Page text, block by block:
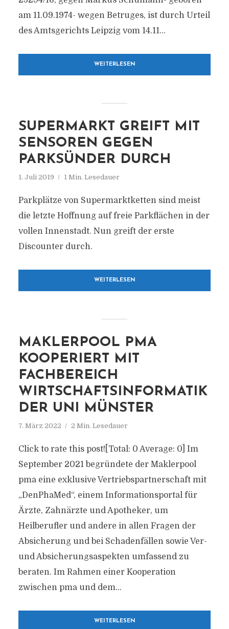
am 11.09.1974- wegen Betruges, ist durch Urteil
des Amtsgerichts Leipzig vom 14.11...
WEITERLESEN
SUPERMARKT GREIFT MIT
SENSOREN GEGEN
PARKSÜNDER DURCH
1. Juli 2019 1 Min. Lesedauer
Parkplätze von Supermarktketten sind meist
die letzte Hoffnung auf freie Parkflächen in der
vollen Innenstadt. Nun greift der erste
Discounter durch.
WEITERLESEN
MAKLERPOOL PMA
KOOPERIERT MIT
FACHBEREICH
WIRTSCHAFTSINFORMATIK
DER UNI MÜNSTER
7. März 2022 2 Min. Lesedauer
Click to rate this post![Total: 0 Average: 0] Im
September 2021 begründete der Maklerpool
pma eine exklusive Vertriebspartnerschaft mit
„DenPhaMed“, einem Informationsportal für
Ärzte, Zahnärzte und Apotheker, um
Heilberufler und andere in allen Fragen der
Absicherung und bei Schadenfällen sowie Ver-
und Absicherungsaspekten umfassend zu
beraten. Im Rahmen einer Kooperation
zwischen pma und dem...
WEITERLESEN